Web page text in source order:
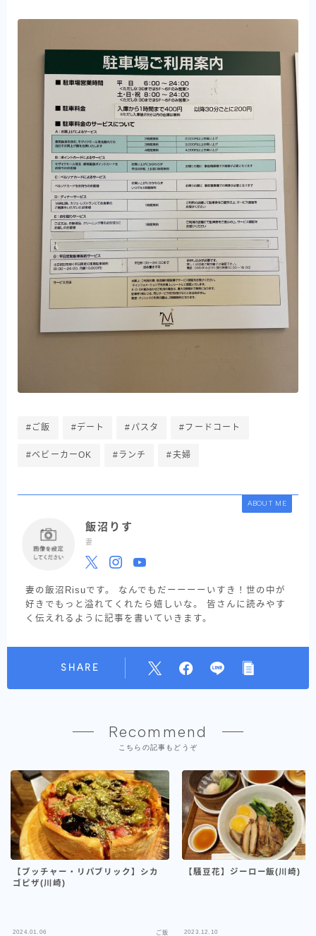
#ご飯 #デート #パスタ #フードコート
#ベビーカーOK #ランチ #夫婦
ABOUT ME
飯沼りす
妻
妻の飯沼Risuです。 なんでもだーーーーいすき！世の中が
好きでもっと溢れてくれたら嬉しいな。 皆さんに読みやす
く伝えれるように記事を書いていきます。
SHARE
Recommend
こちらの記事もどうぞ
【ブッチャー・リパブリック】シカ
ゴピザ(川崎)
【騒豆花】ジーロー飯(川崎)